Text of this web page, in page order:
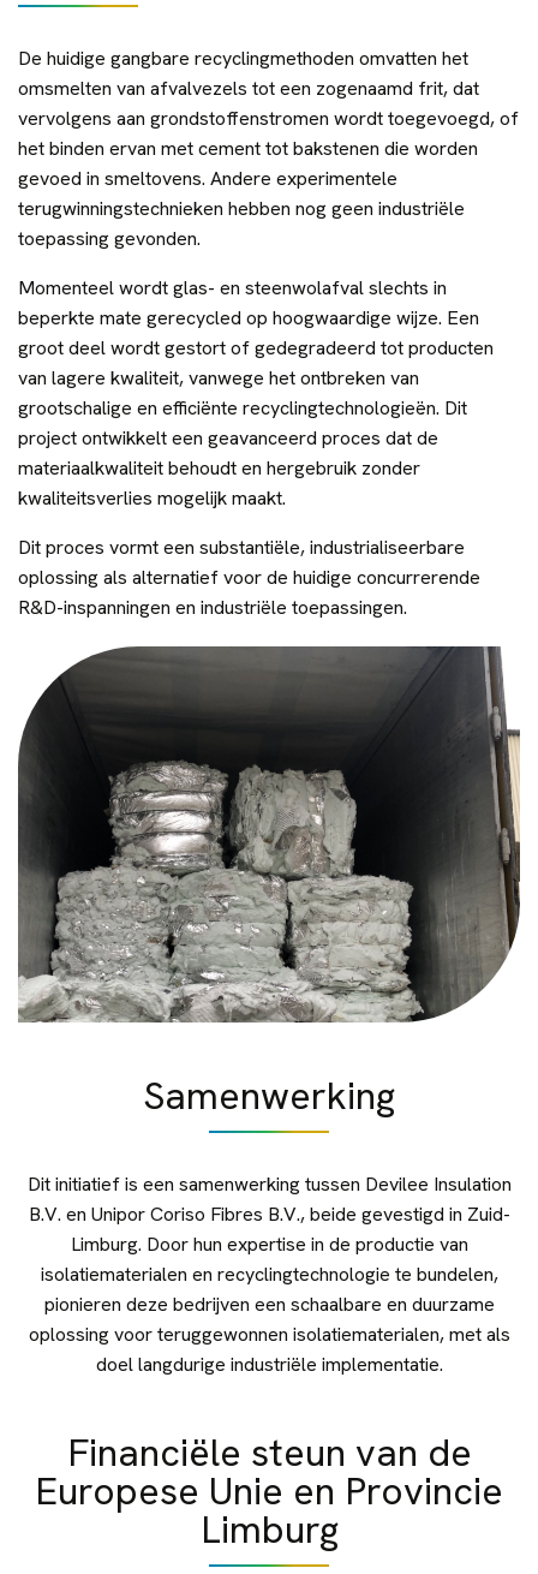
De huidige gangbare recyclingmethoden omvatten het
omsmelten van afvalvezels tot een zogenaamd frit, dat
vervolgens aan grondstoffenstromen wordt toegevoegd, of
het binden ervan met cement tot bakstenen die worden
gevoed in smeltovens. Andere experimentele
terugwinningstechnieken hebben nog geen industriële
toepassing gevonden.
Momenteel wordt glas- en steenwolafval slechts in
beperkte mate gerecycled op hoogwaardige wijze. Een
groot deel wordt gestort of gedegradeerd tot producten
van lagere kwaliteit, vanwege het ontbreken van
grootschalige en efficiënte recyclingtechnologieën. Dit
project ontwikkelt een geavanceerd proces dat de
materiaalkwaliteit behoudt en hergebruik zonder
kwaliteitsverlies mogelijk maakt.
Dit proces vormt een substantiële, industrialiseerbare
oplossing als alternatief voor de huidige concurrerende
R&D-inspanningen en industriële toepassingen.
Samenwerking
Dit initiatief is een samenwerking tussen Devilee Insulation
B.V. en Unipor Coriso Fibres B.V., beide gevestigd in Zuid-
Limburg. Door hun expertise in de productie van
isolatiematerialen en recyclingtechnologie te bundelen,
pionieren deze bedrijven een schaalbare en duurzame
oplossing voor teruggewonnen isolatiematerialen, met als
doel langdurige industriële implementatie.
Financiële steun van de
Europese Unie en Provincie
Limburg